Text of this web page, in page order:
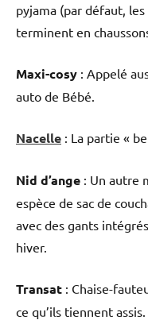
pyjama (par défaut,
terminent en
Maxi-cosy : Appelé
auto de Bébé.
Nacelle : La partie «
Nid d’ange : Un autre
espèce de sac de
avec des gants
hiver.
Transat : Chaise-
ce qu’ils tiennent assis.